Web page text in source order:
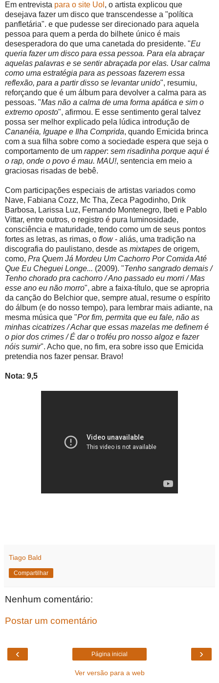
Em entrevista para o site Uol , o artista explicou que
desejava fazer um disco que transcendesse a "política
panfletária". e que pudesse ser direcionado para aquela
pessoa para quem a perda do bilhete único é mais
desesperadora do que uma canetada do presidente. "Eu
queria fazer um disco para essa pessoa. Para ela abraçar
aquelas palavras e se sentir abraçada por elas. Usar calma
como uma estratégia para as pessoas fazerem essa
reflexão, para a partir disso se levantar unido", resumiu,
reforçando que é um álbum para devolver a calma para as
pessoas. "Mas não a calma de uma forma apática e sim o
extremo oposto", afirmou. E esse sentimento geral talvez
possa ser melhor explicado pela lúdica introdução de
Cananéia, Iguape e Ilha Comprida, quando Emicida brinca
com a sua filha sobre como a sociedade espera que seja o
comportamento de um rapper: sem risadinha porque aqui é
o rap, onde o povo é mau. MAU!, sentencia em meio a
graciosas risadas de bebê.
Com participações especiais de artistas variados como
Nave, Fabiana Cozz, Mc Tha, Zeca Pagodinho, Drik
Barbosa, Larissa Luz, Fernando Montenegro, Ibeti e Pablo
Vittar, entre outros, o registro é pura luminosidade,
consciência e maturidade, tendo como um de seus pontos
fortes as letras, as rimas, o flow- aliás, uma tradição na
discografia do paulistano, desde as mixtapes de origem,
como, Pra Quem Já Mordeu Um Cachorro Por Comida Até
Que Eu Cheguei Longe... (2009). "Tenho sangrado demais /
Tenho chorado pra cachorro / Ano passado eu morri / Mas
esse ano eu não morro", abre a faixa-título, que se apropria
da canção do Belchior que, sempre atual, resume o espírito
do álbum (e do nosso tempo), para lembrar mais adiante, na
mesma música que "Por fim, permita que eu fale, não as
minhas cicatrizes / Achar que essas mazelas me definem é
o pior dos crimes / É dar o troféu pro nosso algoz e fazer
nóis sumir". Acho que, no fim, era sobre isso que Emicida
pretendia nos fazer pensar. Bravo!
Nota: 9,5
Tiago Bald
Compartilhar
Nenhum comentário:
Postar um comentário
‹ ›
Página inicial
Ver versão para a web